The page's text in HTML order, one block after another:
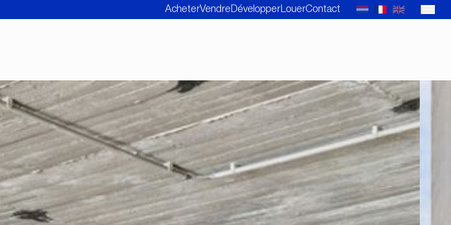
AcheterVendre DévelopperLouerContact